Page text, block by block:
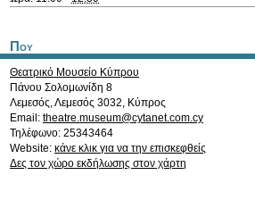
Που
Θεατρικό Μουσείο Κύπρου
Πάνου Σολομωνίδη 8
Λεμεσός,Λεμεσός 3032, Κύπρος
Email: theatre.museum@cytanet.com.cy
Τηλέφωνο: 25343464
Website: κάνε κλικ για να την επισκεφθείς
Δες τον χώρο εκδήλωσης στον χάρτη